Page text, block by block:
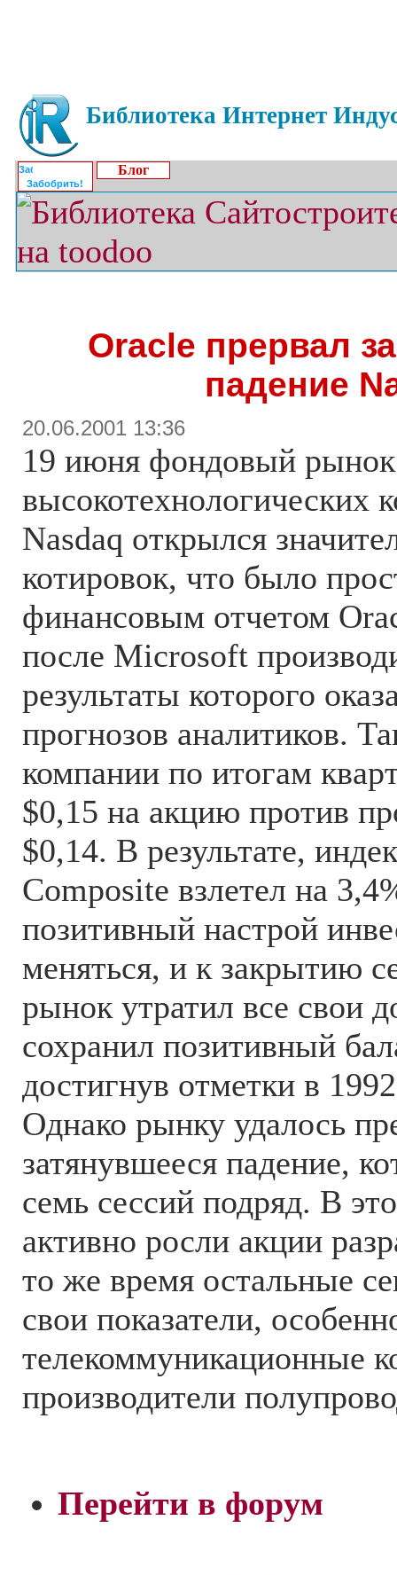
Библиотека Интернет
Забобрить!
Блог
Oracle прервал
падение
20.06.2001 13:36
19 июня фондовый рынок
Nasdaq открылся
котировок, что было
финансовым отчетом
после Microsoft
результаты которого
прогнозов аналитиков.
компании по итогам
$0,15 на акцию против
$0,14. В результате,
Composite взлетел на
позитивный настрой
меняться, и к закрытию
рынок утратил все свои
сохранил позитивный
достигнув отметки в
Однако рынку удалось
затянувшееся падение,
семь сессий подряд. В
активно росли акции
то же время остальные
свои показатели,
телекоммуникационные
производители
Перейти в форум